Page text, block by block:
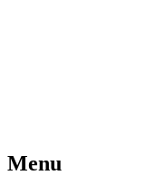
Menu